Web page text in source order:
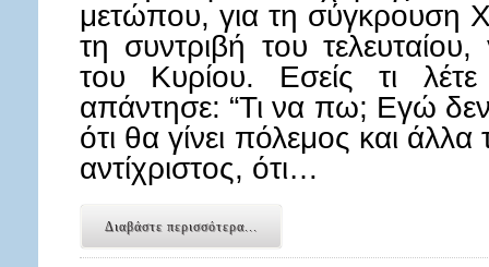
μετώπου, για τη σύγκρουση
τη συντριβή του
του Κυρίου. Εσείς τι
απάντησε: “Τι να πω; Εγώ
ότι θα γίνει πόλεμος και
αντίχριστος, ότι…
Διαβάστε περισσότερα...